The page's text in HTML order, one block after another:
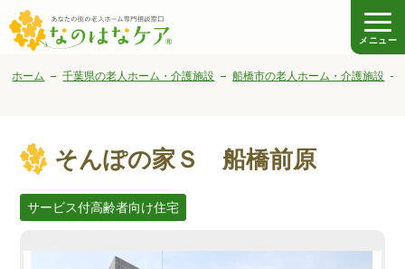
メニュー
ホーム 千葉県の老人ホーム・介護施設 船橋市の老人ホーム・介護施設
そんぽの家Ｓ 船橋前原
サービス付高齢者向け住宅